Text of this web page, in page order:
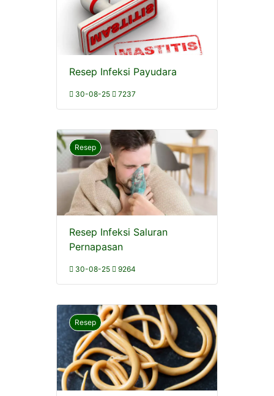
Resep Infeksi Payudara
30-08-25 7237
Resep
Resep Infeksi Saluran
Pernapasan
30-08-25 9264
Resep